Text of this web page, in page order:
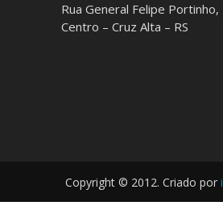
Rua General Felipe Portinho,
Centro – Cruz Alta – RS
Copyright © 2012. Criado por